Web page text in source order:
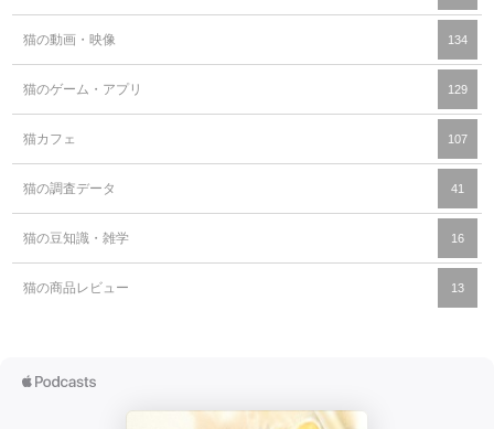
猫の動画・映像 134
猫のゲーム・アプリ 129
猫カフェ 107
猫の調査データ 41
猫の豆知識・雑学 16
猫の商品レビュー 13